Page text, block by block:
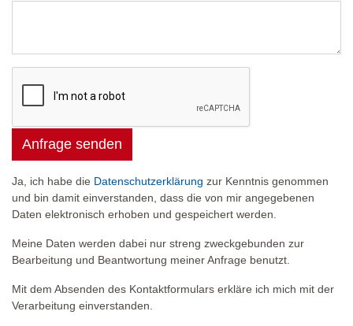
Anfrage senden
Ja, ich habe die Datenschutzerklärung zur Kenntnis genommen
und bin damit einverstanden, dass die von mir angegebenen
Daten elektronisch erhoben und gespeichert werden.
Meine Daten werden dabei nur streng zweckgebunden zur
Bearbeitung und Beantwortung meiner Anfrage benutzt.
Mit dem Absenden des Kontaktformulars erkläre ich mich mit der
Verarbeitung einverstanden.